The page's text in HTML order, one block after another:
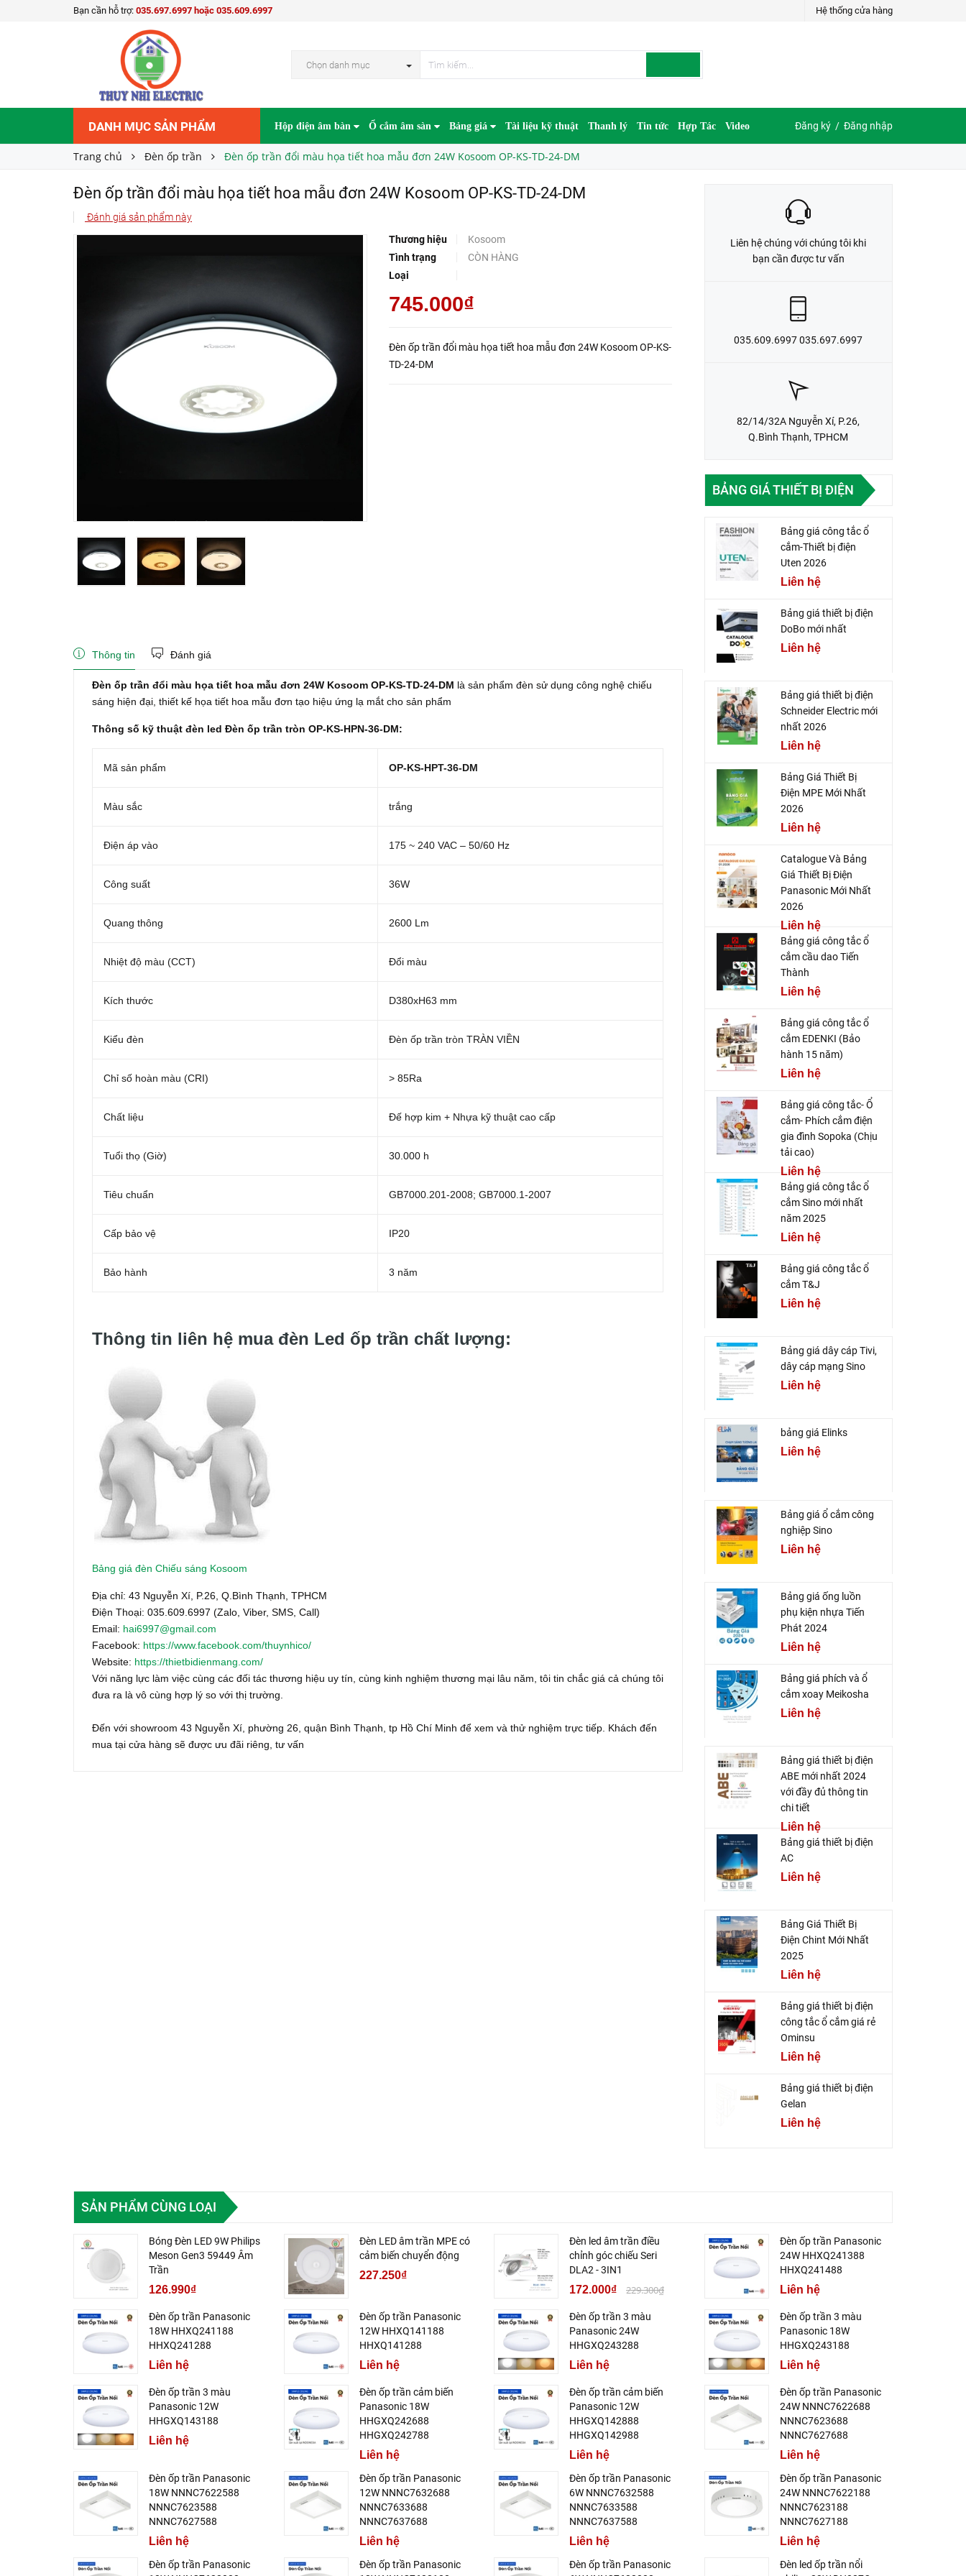
Bạn cần hỗ trợ: 035.697.6997 hoặc 035.609.6997 Hệ thống cửa hàng
Chọn danh mục
DANH MỤC SẢN PHẨM Hộp điện âm bàn Ổ cắm âm sàn Bảng giá Tài liệu kỹ thuật Thanh lý Tin tức Hợp Tác Video Đăng ký / Đăng nhập
Trang chủ Đèn ốp trần Đèn ốp trần đổi màu họa tiết hoa mẫu đơn 24W Kosoom OP-KS-TD-24-DM
Đèn ốp trần đổi màu họa tiết hoa mẫu đơn 24W Kosoom OP-KS-TD-24-DM
Đánh giá sản phẩm này
Thương hiệu
Kosoom
Tình trạng
CÒN HÀNG
Loại
745.000₫
Đèn ốp trần đổi màu họa tiết hoa mẫu đơn 24W Kosoom OP-KS-
TD-24-DM
Giá bán: 745.000₫
LIÊN HỆ ĐẶT HÀNG
Thông tin Đánh giá
Đèn ốp trần đổi màu họa tiết hoa mẫu đơn 24W Kosoom OP-KS-TD-24-DM là sản phẩm đèn sử dụng công nghệ chiếu
sáng hiện đại, thiết kế họa tiết hoa mẫu đơn tạo hiệu ứng lạ mắt cho sản phẩm
Thông số kỹ thuật đèn led Đèn ốp trần tròn OP-KS-HPN-36-DM:
Mã sản phẩm OP-KS-HPT-36-DM
Màu sắc trắng
Điện áp vào 175 ~ 240 VAC – 50/60 Hz
Công suất 36W
Quang thông 2600 Lm
Nhiệt độ màu (CCT) Đổi màu
Kích thước D380xH63 mm
Kiểu đèn Đèn ốp trần tròn TRÀN VIỀN
Chỉ số hoàn màu (CRI) > 85Ra
Chất liệu Đế hợp kim + Nhựa kỹ thuật cao cấp
Tuổi thọ (Giờ) 30.000 h
Tiêu chuẩn GB7000.201-2008; GB7000.1-2007
Cấp bảo vệ IP20
Bảo hành 3 năm
Thông tin liên hệ mua đèn Led ốp trần chất lượng:
Bảng giá đèn Chiếu sáng Kosoom
Địa chỉ: 43 Nguyễn Xí, P.26, Q.Bình Thạnh, TPHCM
Điện Thoại: 035.609.6997 (Zalo, Viber, SMS, Call)
Email: hai6997@gmail.com
Facebook: https://www.facebook.com/thuynhico/
Website: https://thietbidienmang.com/
Với năng lực làm việc cùng các đối tác thương hiệu uy tín, cùng kinh nghiệm thương mại lâu năm, tôi tin chắc giá cả chúng tôi
đưa ra là vô cùng hợp lý so với thị trường.
Đến với showroom 43 Nguyễn Xí, phường 26, quận Bình Thạnh, tp Hồ Chí Minh để xem và thử nghiệm trực tiếp. Khách đến
mua tại cửa hàng sẽ được ưu đãi riêng, tư vấn
Liên hệ chúng với chúng tôi khi
bạn cần được tư vấn
035.609.6997 035.697.6997
82/14/32A Nguyễn Xí, P.26,
Q.Bình Thạnh, TPHCM
BẢNG GIÁ THIẾT BỊ ĐIỆN
Bảng giá công tắc ổ
cắm-Thiết bị điện
Uten 2026
Liên hệ
Bảng giá thiết bị điện
DoBo mới nhất
Liên hệ
Bảng giá thiết bị điện
Schneider Electric mới
nhất 2026
Liên hệ
Bảng Giá Thiết Bị
Điện MPE Mới Nhất
2026
Liên hệ
Catalogue Và Bảng
Giá Thiết Bị Điện
Panasonic Mới Nhất
2026
Liên hệ
Bảng giá công tắc ổ
cắm cầu dao Tiến
Thành
Liên hệ
Bảng giá công tắc ổ
cắm EDENKI (Bảo
hành 15 năm)
Liên hệ
Bảng giá công tắc- Ổ
cắm- Phích cắm điện
gia đình Sopoka (Chịu
tải cao)
Liên hệ
Bảng giá công tắc ổ
cắm Sino mới nhất
năm 2025
Liên hệ
Bảng giá công tắc ổ
cắm T&J
Liên hệ
Bảng giá dây cáp Tivi,
dây cáp mạng Sino
Liên hệ
bảng giá Elinks
Liên hệ
Bảng giá ổ cắm công
nghiệp Sino
Liên hệ
Bảng giá ống luồn
phụ kiện nhựa Tiến
Phát 2024
Liên hệ
Bảng giá phích và ổ
cắm xoay Meikosha
Liên hệ
Bảng giá thiết bị điện
ABE mới nhất 2024
với đầy đủ thông tin
chi tiết
Liên hệ
Bảng giá thiết bị điện
AC
Liên hệ
Bảng Giá Thiết Bị
Điện Chint Mới Nhất
2025
Liên hệ
Bảng giá thiết bị điện
công tắc ổ cắm giá rẻ
Ominsu
Liên hệ
Bảng giá thiết bị điện
Gelan
Liên hệ
SẢN PHẨM CÙNG LOẠI
Bóng Đèn LED 9W Philips
Meson Gen3 59449 Âm
Trần
126.990₫
Đèn LED âm trần MPE có
cảm biến chuyển động
227.250₫
Đèn led âm trần điều
chỉnh góc chiếu Seri
DLA2 - 3IN1
172.000₫ 229.300₫
Đèn ốp trần Panasonic
24W HHXQ241388
HHXQ241488
Liên hệ
Đèn ốp trần Panasonic
18W HHXQ241188
HHXQ241288
Liên hệ
Đèn ốp trần Panasonic
12W HHXQ141188
HHXQ141288
Liên hệ
Đèn ốp trần 3 màu
Panasonic 24W
HHGXQ243288
Liên hệ
Đèn ốp trần 3 màu
Panasonic 18W
HHGXQ243188
Liên hệ
Đèn ốp trần 3 màu
Panasonic 12W
HHGXQ143188
Liên hệ
Đèn ốp trần cảm biến
Panasonic 18W
HHGXQ242688
HHGXQ242788
Liên hệ
Đèn ốp trần cảm biến
Panasonic 12W
HHGXQ142888
HHGXQ142988
Liên hệ
Đèn ốp trần Panasonic
24W NNNC7622688
NNNC7623688
NNNC7627688
Liên hệ
Đèn ốp trần Panasonic
18W NNNC7622588
NNNC7623588
NNNC7627588
Liên hệ
Đèn ốp trần Panasonic
12W NNNC7632688
NNNC7633688
NNNC7637688
Liên hệ
Đèn ốp trần Panasonic
6W NNNC7632588
NNNC7633588
NNNC7637588
Liên hệ
Đèn ốp trần Panasonic
24W NNNC7622188
NNNC7623188
NNNC7627188
Liên hệ
Đèn ốp trần Panasonic
Đèn ốp trần Panasonic
Đèn ốp trần Panasonic
Đèn led ốp trần nổi